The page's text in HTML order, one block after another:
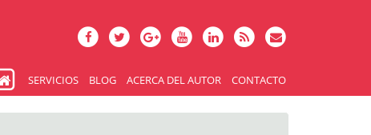
SERVICIOS BLOG ACERCA DEL AUTOR CONTACTO